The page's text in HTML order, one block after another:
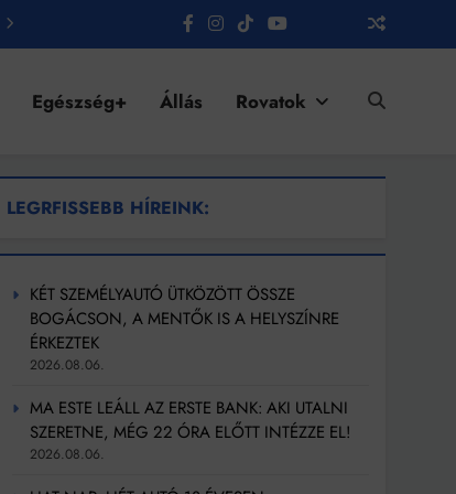
Egészség+ Állás Rovatok
LEGRFISSEBB HÍREINK:
KÉT SZEMÉLYAUTÓ ÜTKÖZÖTT ÖSSZE
BOGÁCSON, A MENTŐK IS A HELYSZÍNRE
ÉRKEZTEK
2026.08.06.
MA ESTE LEÁLL AZ ERSTE BANK: AKI UTALNI
SZERETNE, MÉG 22 ÓRA ELŐTT INTÉZZE EL!
2026.08.06.